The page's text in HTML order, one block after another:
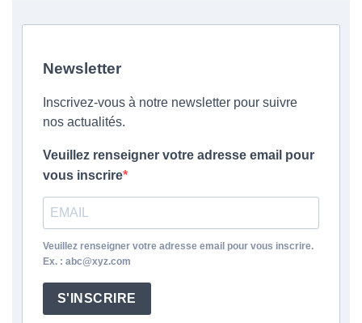
Newsletter
Inscrivez-vous à notre newsletter pour suivre
nos actualités.
Veuillez renseigner votre adresse email pour
vous inscrire
Veuillez renseigner votre adresse email pour vous inscrire.
Ex. : abc@xyz.com
S'INSCRIRE